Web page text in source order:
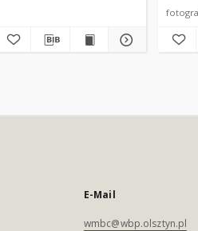
E-Mail
wmbc@wbp.olsztyn.pl